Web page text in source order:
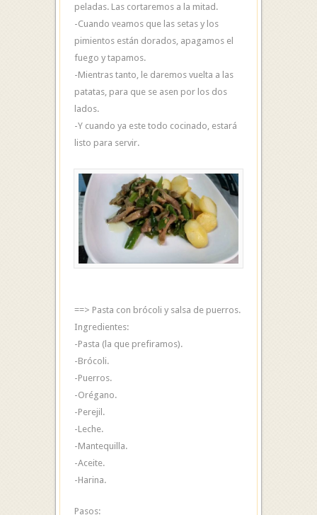
peladas. Las cortaremos a la mitad.
-Cuando veamos que las setas y los
pimientos están dorados, apagamos el
fuego y tapamos.
-Mientras tanto, le daremos vuelta a las
patatas, para que se asen por los dos
lados.
-Y cuando ya este todo cocinado, estará
listo para servir.
==> Pasta con brócoli y salsa de puerros.
Ingredientes:
-Pasta (la que prefiramos).
-Brócoli.
-Puerros.
-Orégano.
-Perejil.
-Leche.
-Mantequilla.
-Aceite.
-Harina.
Pasos: